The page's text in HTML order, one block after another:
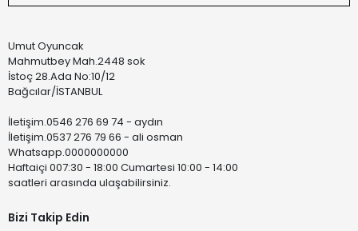
Umut Oyuncak
Mahmutbey Mah.2448 sok
İstoç 28.Ada No:10/12
Bağcılar/İSTANBUL
İletişim.0546 276 69 74 - aydın
İletişim.0537 276 79 66 - ali osman
Whatsapp.0000000000
Haftaiçi 007:30 - 18:00 Cumartesi 10:00 - 14:00
saatleri arasında ulaşabilirsiniz.
Bizi Takip Edin